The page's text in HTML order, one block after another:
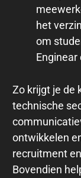
het
om
Enginear
Zo krijgt je de
technische
ontwikkelen
recruitment
Bovendien